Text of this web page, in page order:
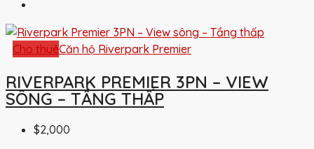
Cho thuêCăn hộ Riverpark Premier
RIVERPARK PREMIER 3PN – VIEW
SÔNG – TẦNG THẤP
$2,000